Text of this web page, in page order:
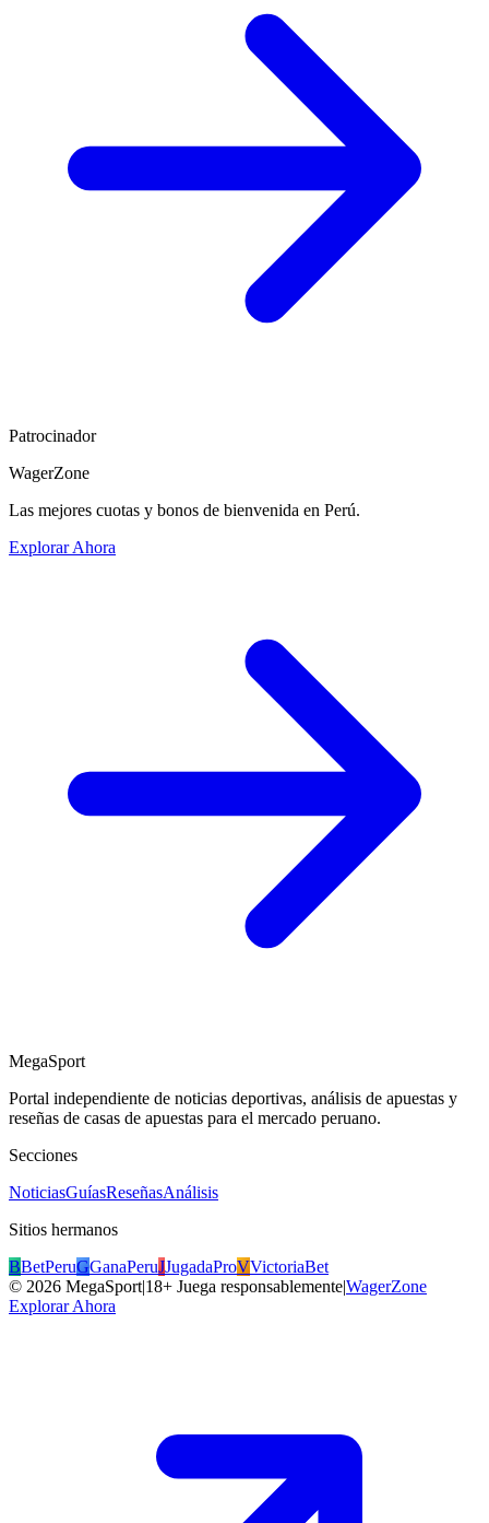
Patrocinador
WagerZone
Las mejores cuotas y bonos de bienvenida en Perú.
Explorar Ahora
MegaSport
Portal independiente de noticias deportivas, análisis de apuestas y
reseñas de casas de apuestas para el mercado peruano.
Secciones
NoticiasGuíasReseñasAnálisis
Sitios hermanos
BBetPeruGGanaPeruJJugadaProVVictoriaBet
© 2026 MegaSport|18+ Juega responsablemente|WagerZone
Explorar Ahora